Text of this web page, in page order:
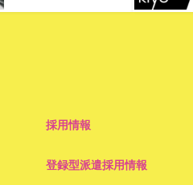
採用情報
登録型派遣採用情報